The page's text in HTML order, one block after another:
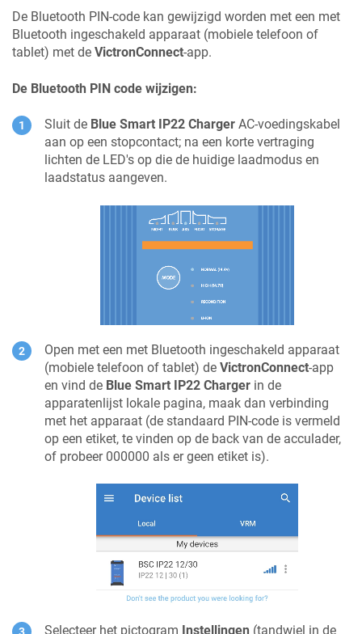
De Bluetooth PIN-code kan gewijzigd worden met een met
Bluetooth ingeschakeld apparaat (mobiele telefoon of
tablet) met de VictronConnect-app.
De Bluetooth PIN code wijzigen:
Sluit de Blue Smart IP22 Charger AC-voedingskabel
aan op een stopcontact; na een korte vertraging
lichten de LED's op die de huidige laadmodus en
laadstatus aangeven.
Open met een met Bluetooth ingeschakeld apparaat
(mobiele telefoon of tablet) de VictronConnect-app
en vind de Blue Smart IP22 Charger in de
apparatenlijst lokale pagina, maak dan verbinding
met het apparaat (de standaard PIN-code is vermeld
op een etiket, te vinden op de back van de acculader,
of probeer 000000 als er geen etiket is).
Selecteer het pictogram Instellingen (tandwiel in de